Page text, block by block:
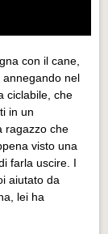
con il cane,
nel
ciclabile, che
in un
ragazzo che
visto una
farla uscire. I
aiutato da
lei ha